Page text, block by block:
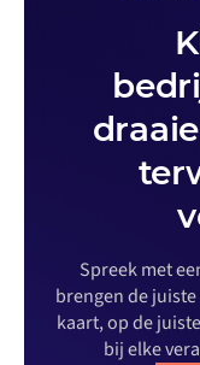
Spreek met
brengen de
kaart, op de
bij elke